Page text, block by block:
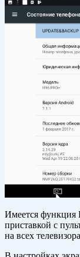
Имеется функция
приставкой с
на всех